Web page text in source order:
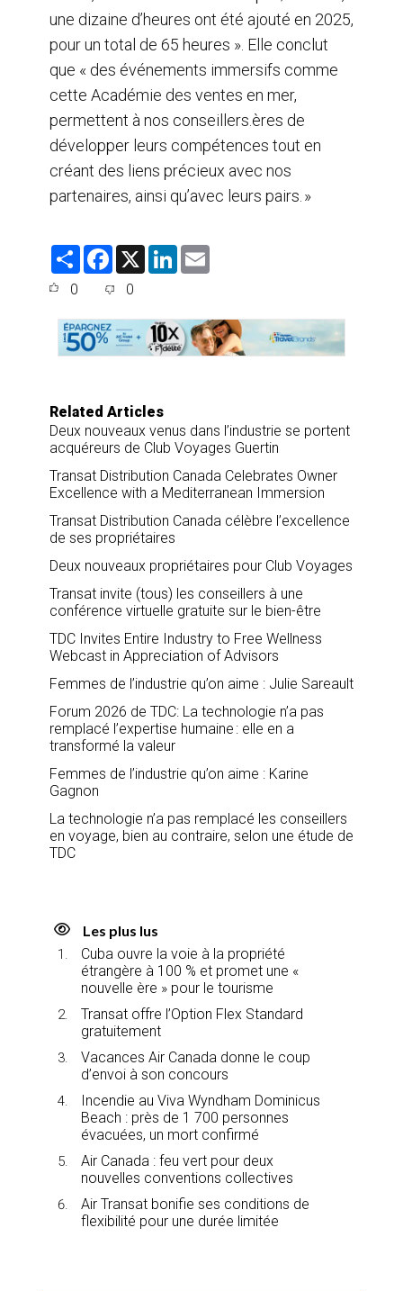
une dizaine d’heures ont été ajouté en 2025,
pour un total de 65 heures ». Elle conclut
que « des événements immersifs comme
cette Académie des ventes en mer,
permettent à nos conseillers.ères de
développer leurs compétences tout en
créant des liens précieux avec nos
partenaires, ainsi qu’avec leurs pairs. »
S
F
e
o
o
k
X
L
d
I
n
0 0
Related Articles
Deux nouveaux venus dans l’industrie se portent
acquéreurs de Club Voyages Guertin
Transat Distribution Canada Celebrates Owner
Excellence with a Mediterranean Immersion
Transat Distribution Canada célèbre l’excellence
de ses propriétaires
Deux nouveaux propriétaires pour Club Voyages
Transat invite (tous) les conseillers à une
conférence virtuelle gratuite sur le bien-être
TDC Invites Entire Industry to Free Wellness
Webcast in Appreciation of Advisors
Femmes de l’industrie qu’on aime : Julie Sareault
Forum 2026 de TDC: La technologie n’a pas
remplacé l’expertise humaine : elle en a
transformé la valeur
Femmes de l’industrie qu’on aime : Karine
Gagnon
La technologie n’a pas remplacé les conseillers
en voyage, bien au contraire, selon une étude de
TDC
Les plus lus
Cuba ouvre la voie à la propriété
étrangère à 100 % et promet une «
nouvelle ère » pour le tourisme
Transat offre l’Option Flex Standard
gratuitement
Vacances Air Canada donne le coup
d’envoi à son concours
Incendie au Viva Wyndham Dominicus
Beach : près de 1 700 personnes
évacuées, un mort confirmé
Air Canada : feu vert pour deux
nouvelles conventions collectives
Air Transat bonifie ses conditions de
flexibilité pour une durée limitée